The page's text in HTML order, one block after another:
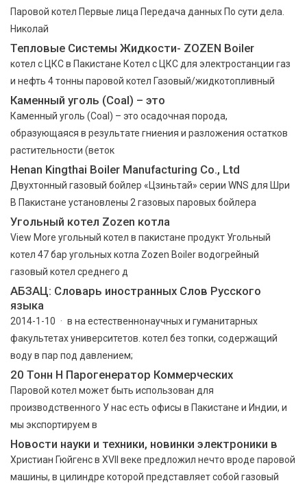
Паровой котел Первые лица Передача данных По сути дела.
Николай
Тепловые Системы Жидкости- ZOZEN Boiler
котел с ЦКС в Пакистане Котел с ЦКС для электростанции газ
и нефть 4 тонны паровой котел Газовый/жидкотопливный
Каменный уголь (Coal) – это
Каменный уголь (Coal) – это осадочная порода,
образующаяся в результате гниения и разложения остатков
растительности (веток
Henan Kingthai Boiler Manufacturing Co., Ltd
Двухтонный газовый бойлер «Цзиньтай» серии WNS для Шри
В Пакистане установлены 2 газовых паровых бойлера
Угольный котел Zozen котла
View More угольный котел в пакистане продукт Угольный
котел 47 бар угольных котла Zozen Boiler водогрейный
газовый котел среднего д
АБЗАЦ: Словарь иностранных Слов Русского
языка
2014-1-10 · в на естественнонаучных и гуманитарных
факультетах университетов. котел без топки, содержащий
воду в пар под давлением;
20 Тонн H Парогенератор Коммерческих
Паровой котел может быть использован для
производственного У нас есть офисы в Пакистане и Индии, и
мы экспортируем в
Новости науки и техники, новинки электроники в
Христиан Гюйгенс в XVII веке предложил нечто вроде паровой
машины, в цилиндре которой представляет собой газовый